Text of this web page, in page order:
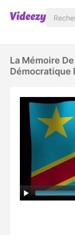
La Mémoire
Démocratique